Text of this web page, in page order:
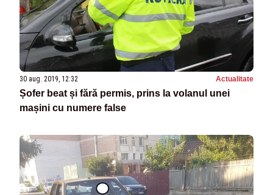
30 aug. 2019, 12:32 Actualitate
Șofer beat și fără permis, prins la volanul unei
mașini cu numere false